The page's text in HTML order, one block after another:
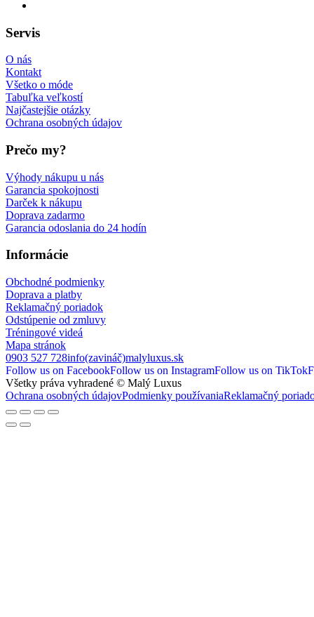
Servis
O nás
Kontakt
Všetko o móde
Tabuľka veľkostí
Najčastejšie otázky
Ochrana osobných údajov
Prečo my?
Výhody nákupu u nás
Garancia spokojnosti
Darček k nákupu
Doprava zadarmo
Garancia odoslania do 24 hodín
Informácie
Obchodné podmienky
Doprava a platby
Reklamačný poriadok
Odstúpenie od zmluvy
Tréningové videá
Mapa stránok
0903 527 728info(zavináč)malyluxus.sk
Follow us on FacebookFollow us on InstagramFollow us on TikTok
Všetky práva vyhradené © Malý Luxus
Ochrana osobných údajovPodmienky používaniaReklamačný